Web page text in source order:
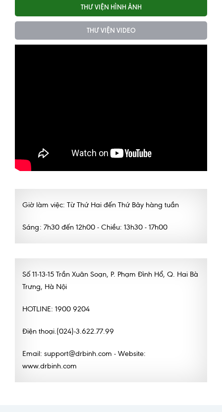
THƯ VIỆN HÌNH ẢNH
THƯ VIỆN VIDEO
Giờ làm việc: Từ Thứ Hai đến Thứ Bảy hàng tuần
Sáng: 7h30 đến 12h00 - Chiều: 13h30 - 17h00
Số 11-13-15 Trần Xuân Soạn, P. Phạm Đình Hổ, Q. Hai Bà
Trưng, Hà Nội
HOTLINE: 1900 9204
Điện thoại.(024)-3.622.77.99
Email: support@drbinh.com - Website:
www.drbinh.com